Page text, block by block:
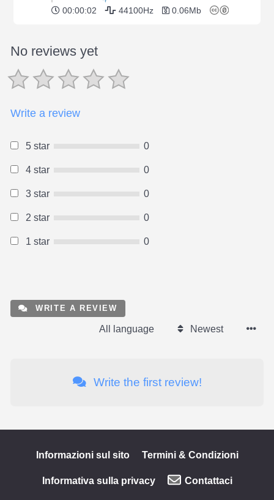
00:00:02 44100Hz 0.06Mb
No reviews yet
Write a review
5 star 0
4 star 0
3 star 0
2 star 0
1 star 0
WRITE A REVIEW
All language Newest
Write the first review!
Informazioni sul sito Termini & Condizioni
Informativa sulla privacy Contattaci